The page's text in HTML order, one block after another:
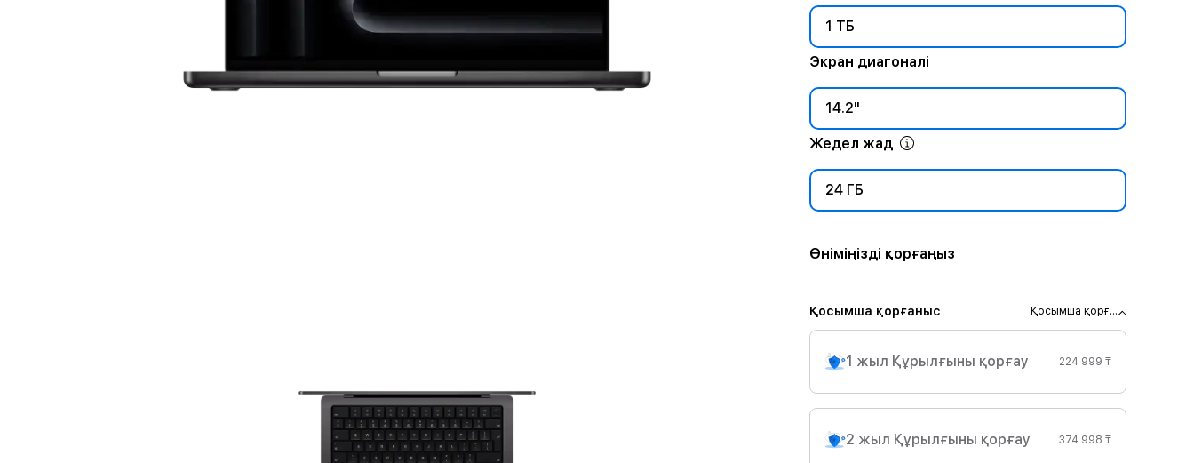
1 ТБ
Экран диагоналі
14.2"
Жедел жад
24 ГБ
Өніміңізді қорғаңыз
Қосымша қорғаныс Қосымша қорғ...
1 жыл Құрылғыны қорғау 224 999 ₸
2 жыл Құрылғыны қорғау 374 998 ₸